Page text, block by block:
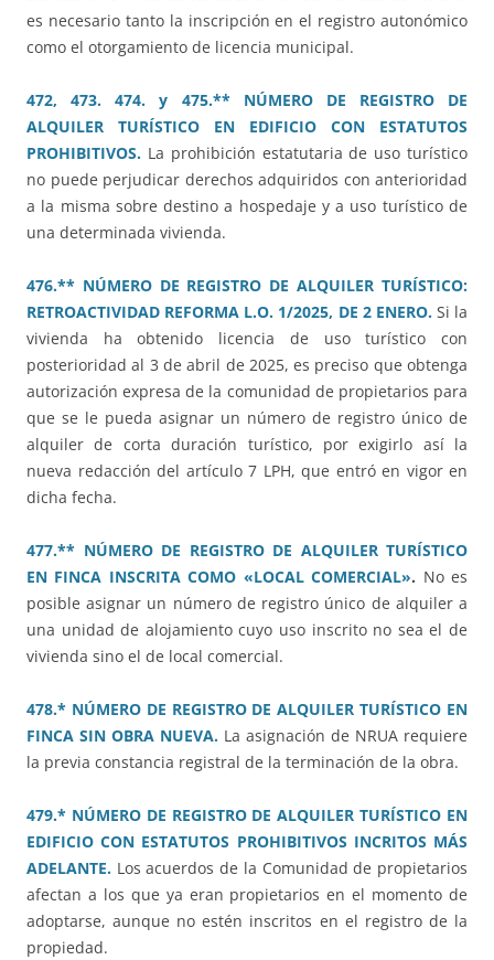
es necesario tanto la inscripción en el registro autonómico
como el otorgamiento de licencia municipal.
472, 473. 474. y 475.** NÚMERO DE REGISTRO DE
ALQUILER TURÍSTICO EN EDIFICIO CON ESTATUTOS
PROHIBITIVOS. La prohibición estatutaria de uso turístico
no puede perjudicar derechos adquiridos con anterioridad
a la misma sobre destino a hospedaje y a uso turístico de
una determinada vivienda.
476.** NÚMERO DE REGISTRO DE ALQUILER TURÍSTICO:
RETROACTIVIDAD REFORMA L.O. 1/2025, DE 2 ENERO. Si la
vivienda ha obtenido licencia de uso turístico con
posterioridad al 3 de abril de 2025, es preciso que obtenga
autorización expresa de la comunidad de propietarios para
que se le pueda asignar un número de registro único de
alquiler de corta duración turístico, por exigirlo así la
nueva redacción del artículo 7 LPH, que entró en vigor en
dicha fecha.
477.** NÚMERO DE REGISTRO DE ALQUILER TURÍSTICO
EN FINCA INSCRITA COMO «LOCAL COMERCIAL». No es
posible asignar un número de registro único de alquiler a
una unidad de alojamiento cuyo uso inscrito no sea el de
vivienda sino el de local comercial.
478.* NÚMERO DE REGISTRO DE ALQUILER TURÍSTICO EN
FINCA SIN OBRA NUEVA. La asignación de NRUA requiere
la previa constancia registral de la terminación de la obra.
479.* NÚMERO DE REGISTRO DE ALQUILER TURÍSTICO EN
EDIFICIO CON ESTATUTOS PROHIBITIVOS INCRITOS MÁS
ADELANTE. Los acuerdos de la Comunidad de propietarios
afectan a los que ya eran propietarios en el momento de
adoptarse, aunque no estén inscritos en el registro de la
propiedad.